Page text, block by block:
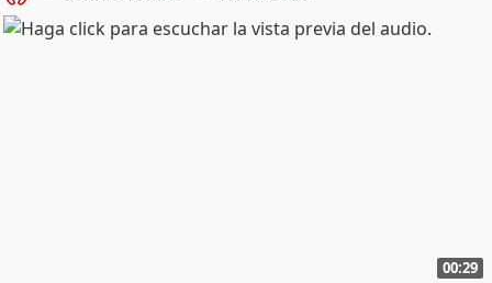
00:29